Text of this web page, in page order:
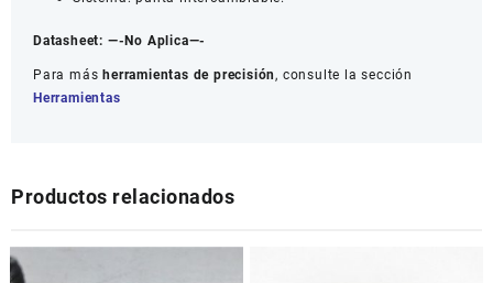
Datasheet: —-No Aplica—-
Para másherramientas de precisión, consulte la sección
Herramientas
Productos relacionados